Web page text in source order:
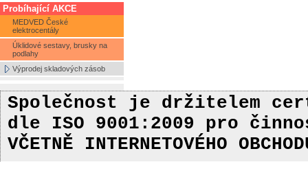
Probíhající AKCE
MEDVED České
elektrocentály
Úklidové sestavy, brusky na
podlahy
Výprodej skladových zásob
Společnost je držitelem
dle ISO 9001:2009 pro
VČETNĚ INTERNETOVÉHO